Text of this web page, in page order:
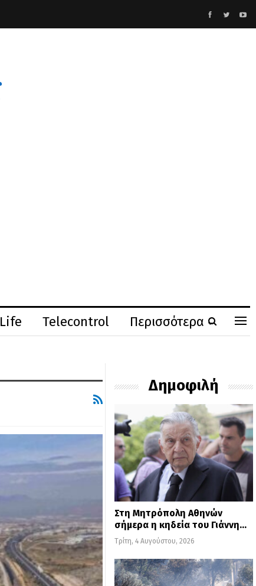
Life Telecontrol Περισσότερα
Δημοφιλή
Στη Μητρόπολη Αθηνών
σήμερα η κηδεία του Γιάννη…
Τρίτη, 4 Αυγούστου, 2026